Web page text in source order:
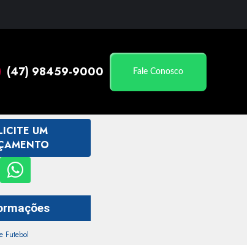
(47) 98459-9000 Fale Conosco
UM
Futebol